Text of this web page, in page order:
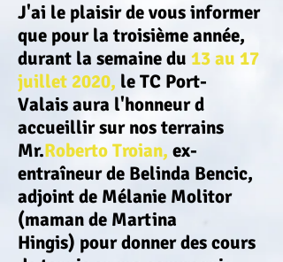
J'ai le plaisir de vous informer
que pour la troisième année,
durant la semaine du 13 au 17
juillet 2020, le TC Port-
Valais aura l'honneur d
accueillir sur nos terrains
Mr.Roberto Troian, ex-
entraîneur de Belinda Bencic,
adjoint de Mélanie Molitor
(maman de Martina
Hingis) pour donner des cours